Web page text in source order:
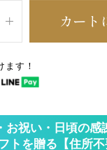
カート
ます！